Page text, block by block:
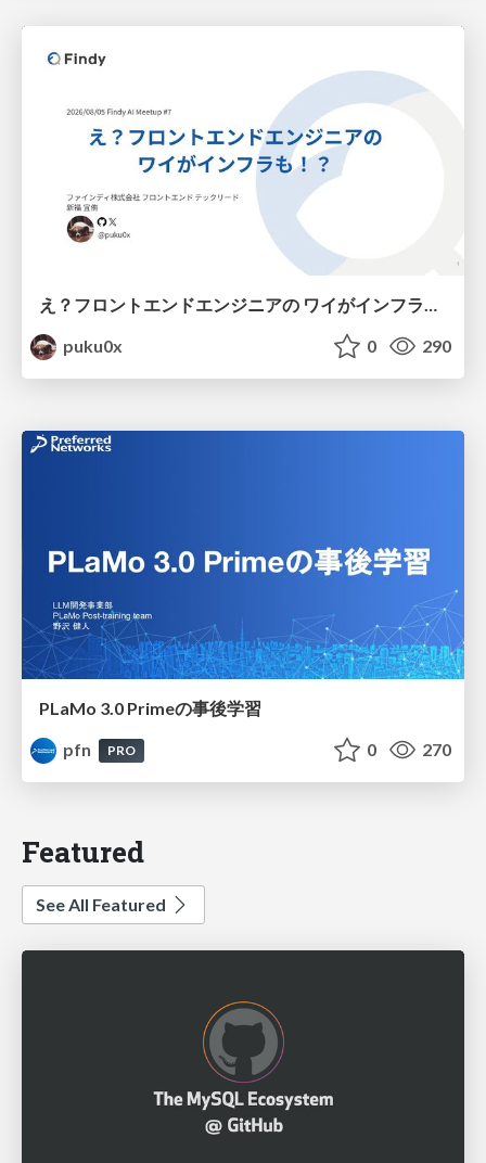
puku0x
0 290
PLaMo 3.0 Primeの事後学習
pfn
PRO 0 270
Featured
See All Featured